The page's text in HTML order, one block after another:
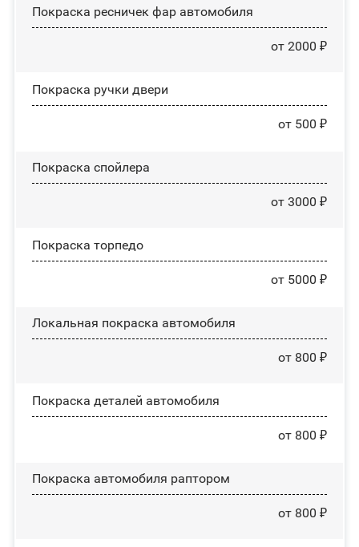
Покраска ресничек фар автомобиля
от 2000 ₽
Покраска ручки двери
от 500 ₽
Покраска спойлера
от 3000 ₽
Покраска торпедо
от 5000 ₽
Локальная покраска автомобиля
от 800 ₽
Покраска деталей автомобиля
от 800 ₽
Покраска автомобиля раптором
от 800 ₽